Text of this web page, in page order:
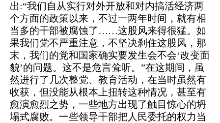
出:“我们自从实行对外开放和对内搞活经济两
个方面的政策以来，不过一两年时间，就有相
当多的干部被腐蚀了……这股风来得很猛。如
果我们党不严重注意，不坚决刹住这股风，那
末，我们的党和国家确实要发生会不会‘改变面
貌’的问题。这不是危言耸听。”在这期间，虽
然进行了几次整党、教育活动，在当时虽然有
收获，但没能从根本上扭转这种情况，甚至有
愈演愈烈之势，一些地方出现了触目惊心的坍
塌式腐败。一些领导干部把人民委托的权力当